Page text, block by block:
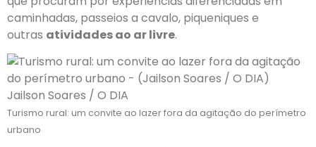
caminhadas, passeios a cavalo, piqueniques e
outras atividades ao ar livre.
Jailson Soares / O DIA
Turismo rural: um convite ao lazer fora da agitação do perímetro
urbano